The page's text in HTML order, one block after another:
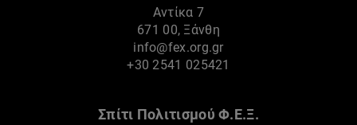
Αντίκα 7
671 00, Ξάνθη
info@fex.org.gr
+30 2541 025421
Σπίτι Πολιτισμού Φ.Ε.Ξ.